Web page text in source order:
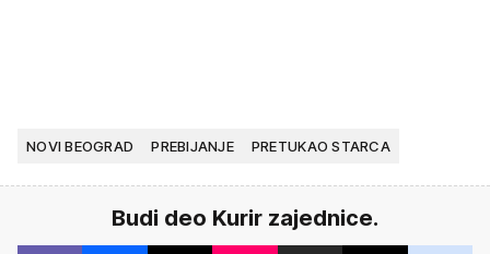
NOVI BEOGRAD PREBIJANJE PRETUKAO STARCA
Budi deo Kurir zajednice.